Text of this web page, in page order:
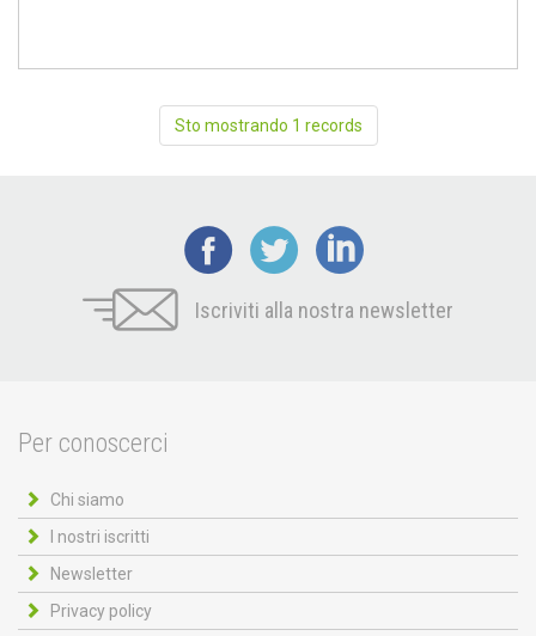
Sto mostrando 1 records
Iscriviti alla nostra newsletter
Per conoscerci
Chi siamo
I nostri iscritti
Newsletter
Privacy policy